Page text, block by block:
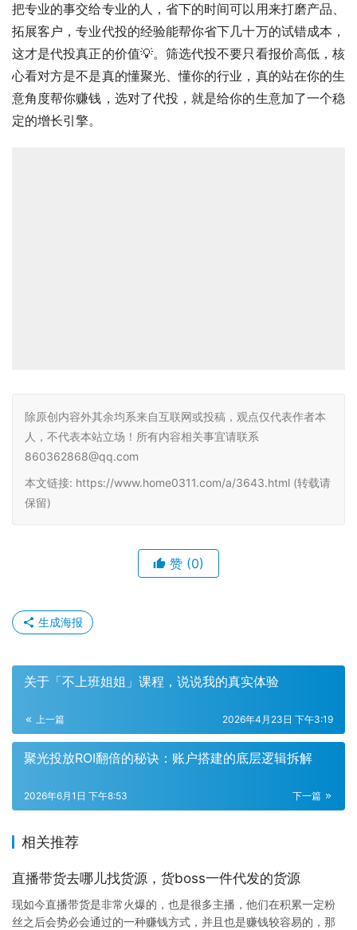
把专业的事交给专业的人，省下的时间可以用来打磨产品、
拓展客户，专业代投的经验能帮你省下几十万的试错成本，
这才是代投真正的价值💡。筛选代投不要只看报价高低，核
心看对方是不是真的懂聚光、懂你的行业，真的站在你的生
意角度帮你赚钱，选对了代投，就是给你的生意加了一个稳
定的增长引擎。
除原创内容外其余均系来自互联网或投稿，观点仅代表作者本
人，不代表本站立场！所有内容相关事宜请联系
860362868@qq.com
本文链接: https://www.home0311.com/a/3643.html (转载请
保留)
赞 (0)
生成海报
关于「不上班姐姐」课程，说说我的真实体验
上一篇 2026年4月23日 下午3:19
聚光投放ROI翻倍的秘诀：账户搭建的底层逻辑拆解
下一篇
2026年6月1日 下午8:53
相关推荐
直播带货去哪儿找货源，货boss一件代发的货源
现如今直播带货是非常火爆的，也是很多主播，他们在积累一定粉
丝之后会势必会通过的一种赚钱方式，并且也是赚钱较容易的，那